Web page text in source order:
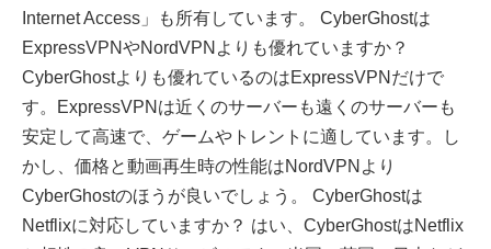
Internet Access」も所有しています。 CyberGhostは
ExpressVPNやNordVPNよりも優れていますか？
CyberGhostよりも優れているのはExpressVPNだけで
す。ExpressVPNは近くのサーバーも遠くのサーバーも
安定して高速で、ゲームやトレントに適しています。し
かし、価格と動画再生時の性能はNordVPNより
CyberGhostのほうが良いでしょう。 CyberGhostは
Netflixに対応していますか？ はい、CyberGhostはNetflix